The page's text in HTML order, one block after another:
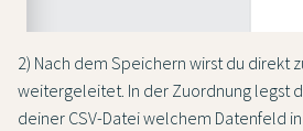
2) Nach dem Speichern wirst du direkt
weitergeleitet. In der Zuordnung legst
deiner CSV-Datei welchem Datenfeld